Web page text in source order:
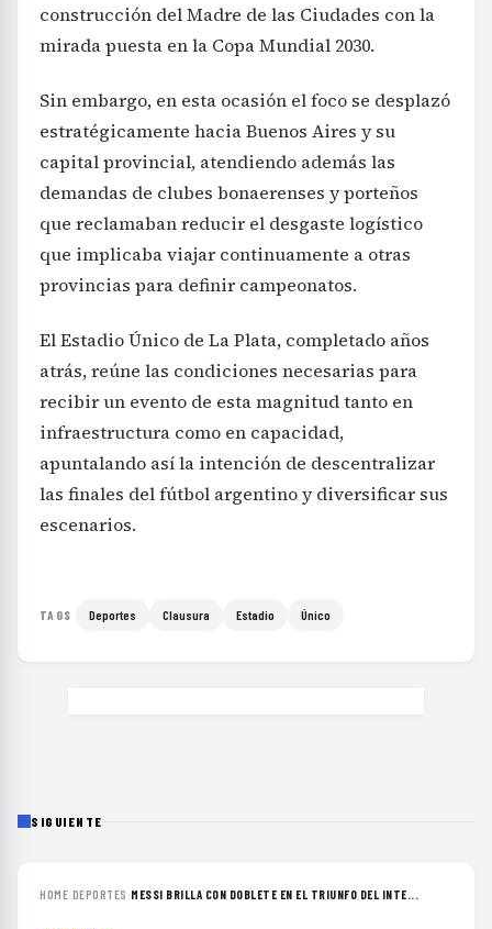
construcción del Madre de las Ciudades con la
mirada puesta en la Copa Mundial 2030.
Sin embargo, en esta ocasión el foco se desplazó
estratégicamente hacia Buenos Aires y su
capital provincial, atendiendo además las
demandas de clubes bonaerenses y porteños
que reclamaban reducir el desgaste logístico
que implicaba viajar continuamente a otras
provincias para definir campeonatos.
El Estadio Único de La Plata, completado años
atrás, reúne las condiciones necesarias para
recibir un evento de esta magnitud tanto en
infraestructura como en capacidad,
apuntalando así la intención de descentralizar
las finales del fútbol argentino y diversificar sus
escenarios.
TAGS Deportes Clausura Estadio Único
SIGUIENTE
HOME›DEPORTES ›MESSI BRILLA CON DOBLETE EN EL TRIUNFO DEL INTE...